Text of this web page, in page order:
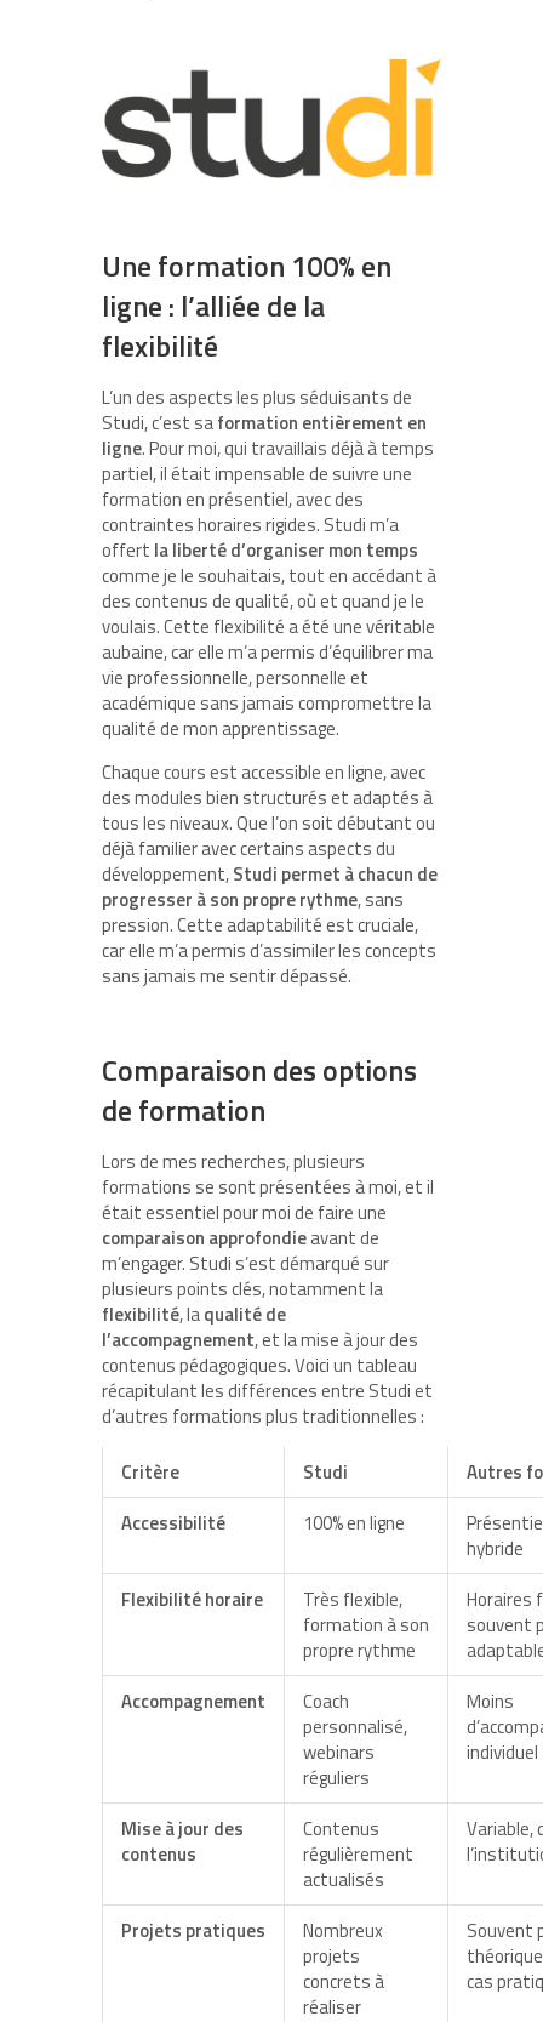
Une formation 100% en
ligne : l’alliée de la
flexibilité
L’un des aspects les plus séduisants de
Studi, c’est saformation entièrement en
ligne. Pour moi, qui travaillais déjà à temps
partiel, il était impensable de suivre une
formation en présentiel, avec des
contraintes horaires rigides. Studi m’a
offert la liberté d’organiser mon temps
comme je le souhaitais, tout en accédant à
des contenus de qualité, où et quand je le
voulais. Cette flexibilité a été une véritable
aubaine, car elle m’a permis d’équilibrer ma
vie professionnelle, personnelle et
académique sans jamais compromettre la
qualité de mon apprentissage.
Chaque cours est accessible en ligne, avec
des modules bien structurés et adaptés à
tous les niveaux. Que l’on soit débutant ou
déjà familier avec certains aspects du
développement,Studi permet à chacun de
progresser à son propre rythme, sans
pression. Cette adaptabilité est cruciale,
car elle m’a permis d’assimiler les concepts
sans jamais me sentir dépassé.
Comparaison des options
de formation
Lors de mes recherches, plusieurs
formations se sont présentées à moi, et il
était essentiel pour moi de faire une
comparaison approfondieavant de
m’engager. Studi s’est démarqué sur
plusieurs points clés, notamment la
flexibilité, laqualité de
l’accompagnement, et la mise à jour des
contenus pédagogiques. Voici un tableau
récapitulant les différences entre Studi et
d’autres formations plus traditionnelles :
Critère
Studi
Autres
Accessibilité
100% en ligne
hybride
Flexibilité horaire
Très flexible,
formation à son
propre rythme
Horaires
souvent
Accompagnement
Coach
personnalisé,
webinars
réguliers
Moins
individuel
Mise à jour des
contenus
Contenus
régulièrement
actualisés
Variable,
Projets pratiques
Nombreux
projets
concrets à
réaliser
Souvent
cas